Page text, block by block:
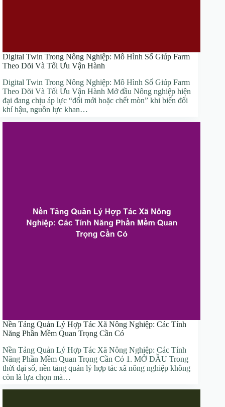
Digital Twin Trong Nông Nghiệp: Mô Hình Số Giúp Farm
Theo Dõi Và Tối Ưu Vận Hành
Digital Twin Trong Nông Nghiệp: Mô Hình Số Giúp Farm
Theo Dõi Và Tối Ưu Vận Hành Mở đầu Nông nghiệp hiện
đại đang chịu áp lực “đổi mới hoặc chết mòn” khi biến đổi
khí hậu, nguồn lực khan…
Nền Tảng Quản Lý Hợp Tác Xã Nông Nghiệp: Các Tính
Năng Phần Mềm Quan Trọng Cần Có
Nền Tảng Quản Lý Hợp Tác Xã Nông Nghiệp: Các Tính
Năng Phần Mềm Quan Trọng Cần Có 1. MỞ ĐẦU Trong
thời đại số, nền tảng quản lý hợp tác xã nông nghiệp không
còn là lựa chọn mà…